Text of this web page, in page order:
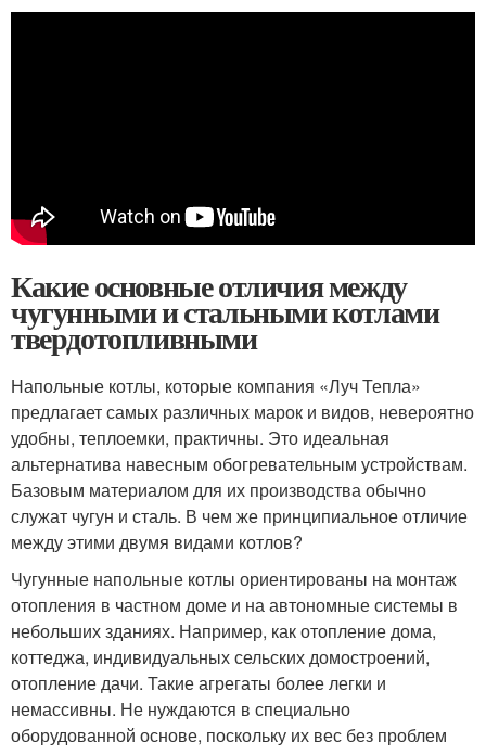
Какие основные отличия между
чугунными и стальными котлами
твердотопливными
Напольные котлы, которые компания «Луч Тепла»
предлагает самых различных марок и видов, невероятно
удобны, теплоемки, практичны. Это идеальная
альтернатива навесным обогревательным устройствам.
Базовым материалом для их производства обычно
служат чугун и сталь. В чем же принципиальное отличие
между этими двумя видами котлов?
Чугунные напольные котлы ориентированы на монтаж
отопления в частном доме и на автономные системы в
небольших зданиях. Например, как отопление дома,
коттеджа, индивидуальных сельских домостроений,
отопление дачи. Такие агрегаты более легки и
немассивны. Не нуждаются в специально
оборудованной основе, поскольку их вес без проблем